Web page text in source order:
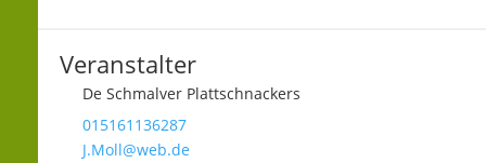
Veranstalter
De Schmalver Plattschnackers
015161136287
J.Moll@web.de